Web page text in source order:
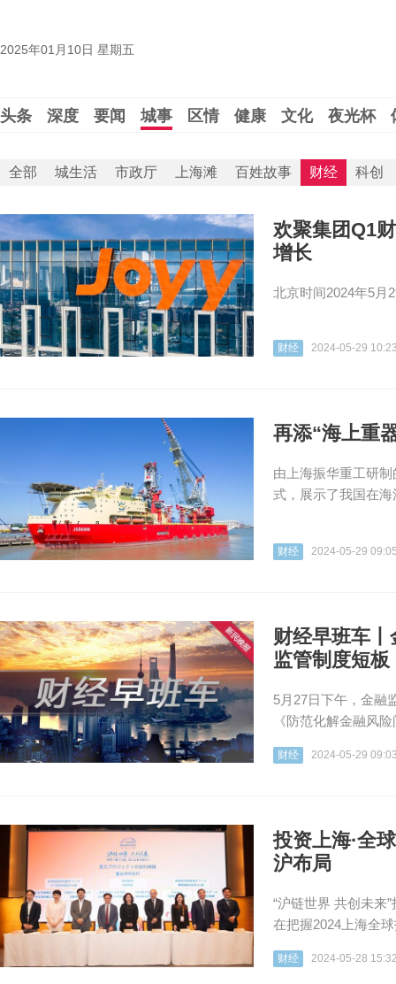
2025年01月10日 星期五
头条 深度 要闻 城事 区情 健康 文化 夜光杯
全部 城生活 市政厅 上海滩 百姓故事 财经 科创
欢聚集团Q1
增长
北京时间2024年5月
财经 2024-05-29
再添“海上重
由上海振华重工研
式，展示了我国在
财经 2024-05-29
财经早班车
监管制度短板
5月27日下午，金融
《防范化解金融风
财经 2024-05-29
投资上海·全
沪布局
“沪链世界 共创未来
在把握2024上海全
财经 2024-05-28